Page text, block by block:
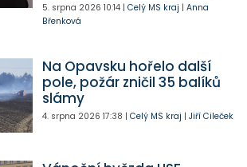
5. srpna 2026 10:14| Celý MS kraj | Anna
Břenková
Na Opavsku hořelo další
pole, požár zničil 35 balíků
slámy
4. srpna 2026 17:38 | Celý MS kraj | Jiří Cileček